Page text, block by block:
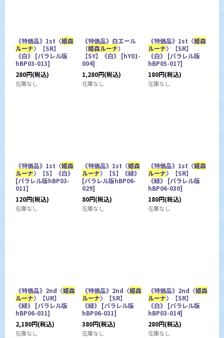
《特価品》1st〈姫森
ルーナ〉【SR】
《白》 [パラレル版
hBP03-013]
280円(税込)
在庫なし
《特価品》白エール
（姫森ルーナ）
【SY】《白》 [hY01-
004]
1,280円(税込)
在庫なし
《特価品》1st〈姫森
ルーナ〉【SR】
《白》 [パラレル版
hBP05-017]
180円(税込)
在庫なし
《特価品》1st〈姫森
ルーナ〉【S】《白》
[パラレル版hBP03-
011]
120円(税込)
在庫なし
《特価品》1st〈姫森
ルーナ〉【S】《緑》
[パラレル版hBP06-
029]
80円(税込)
在庫なし
《特価品》1st〈姫森
ルーナ〉【SR】
《緑》 [パラレル版
hBP06-030]
180円(税込)
在庫なし
《特価品》2nd〈姫森
ルーナ〉【UR】
《緑》 [パラレル版
hBP06-031]
2,180円(税込)
在庫なし
《特価品》2nd〈姫森
ルーナ〉【SR】
《緑》 [パラレル版
hBP06-031]
380円(税込)
在庫なし
《特価品》2nd〈姫森
ルーナ〉【SR】
《白》 [パラレル版
hBP03-014]
280円(税込)
在庫なし